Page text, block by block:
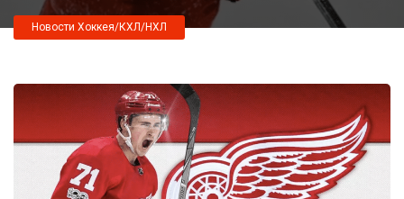
Новости Хоккея/КХЛ/НХЛ